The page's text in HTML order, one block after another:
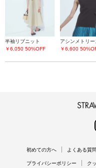
半袖リブニット
￥6,050 50%OFF
￥6,600
初めての方へ よくある質問
プライバシーポリシー ク